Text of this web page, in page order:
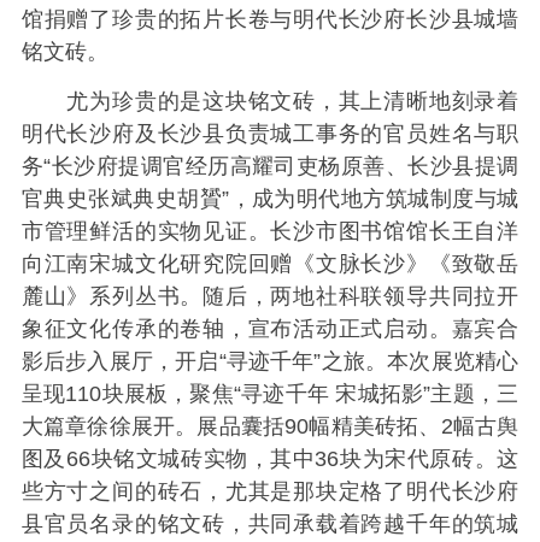
馆捐赠了珍贵的拓片长卷与明代长沙府长沙县城墙
铭文砖。
尤为珍贵的是这块铭文砖，其上清晰地刻录着
明代长沙府及长沙县负责城工事务的官员姓名与职
务“长沙府提调官经历高耀司吏杨原善、长沙县提调
官典史张斌典史胡贇”，成为明代地方筑城制度与城
市管理鲜活的实物见证。长沙市图书馆馆长王自洋
向江南宋城文化研究院回赠《文脉长沙》《致敬岳
麓山》系列丛书。随后，两地社科联领导共同拉开
象征文化传承的卷轴，宣布活动正式启动。嘉宾合
影后步入展厅，开启“寻迹千年”之旅。本次展览精心
呈现110块展板，聚焦“寻迹千年 宋城拓影”主题，三
大篇章徐徐展开。展品囊括90幅精美砖拓、2幅古舆
图及66块铭文城砖实物，其中36块为宋代原砖。这
些方寸之间的砖石，尤其是那块定格了明代长沙府
县官员名录的铭文砖，共同承载着跨越千年的筑城